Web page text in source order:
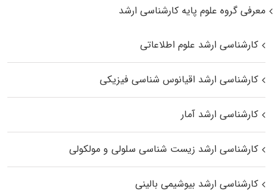
معرفی گروه علوم پایه کارشناسی ارشد
کارشناسی ارشد علوم اطلاعاتی
کارشناسی ارشد اقیانوس‌ شناسی فیزیکی
کارشناسی ارشد آمار
کارشناسی ارشد زیست شناسی سلولی و مولکولی
کارشناسی ارشد بیوشیمی بالینی